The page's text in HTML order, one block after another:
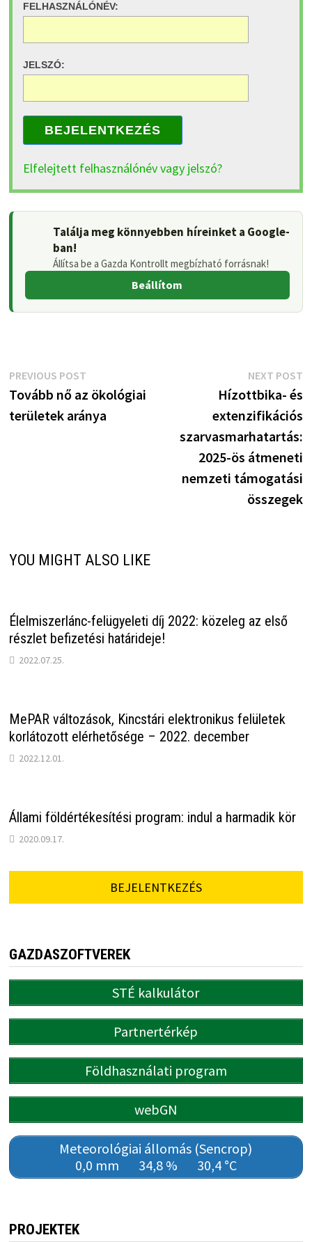
FELHASZNÁLÓNÉV:
JELSZÓ:
BEJELENTKEZÉS
Elfelejtett felhasználónév vagy jelszó?
Találja meg könnyebben híreinket a Google-
ban!
Állítsa be a Gazda Kontrollt megbízható forrásnak!
Beállítom
Bejegyzés
navigáció
PREVIOUS POSTPrevious
post:
Tovább nő az ökológiai
területek aránya
NEXT POST
Hízottbika- és
extenzifikációs
szarvasmarhatartás:
2025-ös átmeneti
nemzeti támogatási
összegek
YOU MIGHT ALSO LIKE
Élelmiszerlánc-felügyeleti díj 2022: közeleg az első
részlet befizetési határideje!
2022.07.25.
MePAR változások, Kincstári elektronikus felületek
korlátozott elérhetősége – 2022. december
2022.12.01.
Állami földértékesítési program: indul a harmadik kör
2020.09.17.
BEJELENTKEZÉS
GAZDASZOFTVEREK
STÉ kalkulátor
Partnertérkép
Földhasználati program
webGN
Meteorológiai állomás (Sencrop)
0,0 mm
34,8 % 30,4 °C
PROJEKTEK